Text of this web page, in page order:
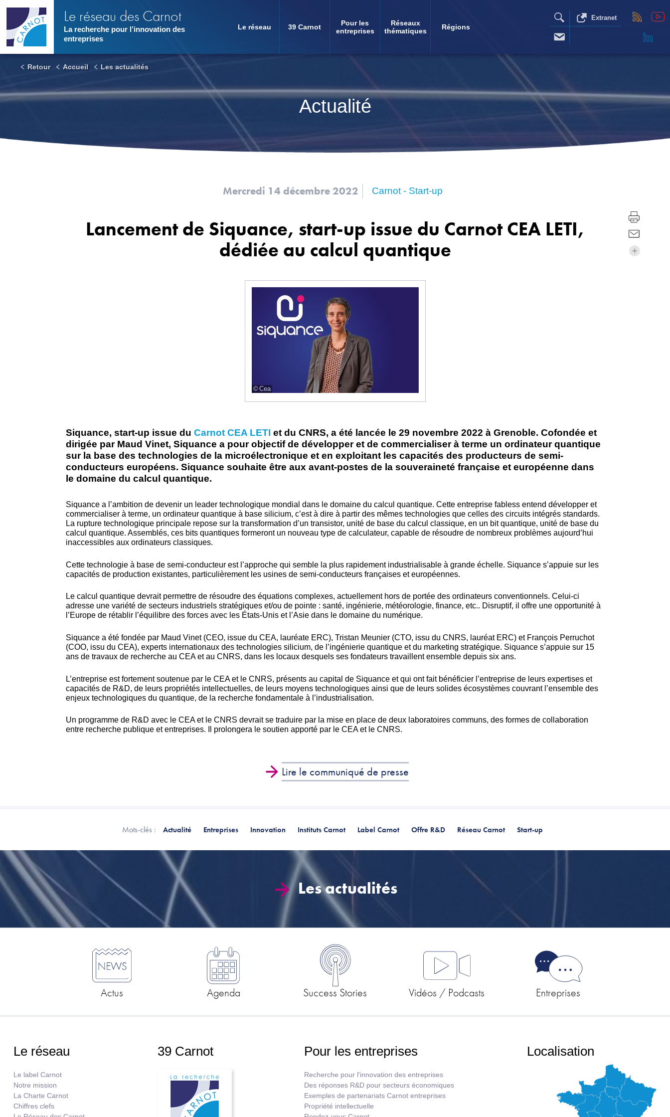
contenu
principal
Le réseau des Carnot
La recherche pour l’innovation des
entreprises
Navigation
principale
Le réseau 39 Carnot
Pour les
entreprises
Réseaux
thématiques
Régions
Extranet
Retour Accueil Les actualités
Actualité
Mercredi 14 décembre 2022 Carnot - Start-up
Lancement de Siquance, start-up issue du Carnot CEA LETI,
dédiée au calcul quantique
Cea
​Siquance, start-up issue du Carnot CEA LETI et du CNRS, a été lancée le 29 novembre 2022 à Grenoble. Cofondée et
dirigée par Maud Vinet, Siquance a pour objectif de développer et de commercialiser à terme un ordinateur quantique
sur la base des technologies de la microélectronique et en exploitant les capacités des producteurs de semi-
conducteurs européens. Siquance souhaite être aux avant-postes de la souveraineté française et européenne dans
le domaine du calcul quantique.
​Siquance a l’ambition de devenir un leader technologique mondial dans le domaine du calcul quantique. Cette entreprise fabless entend développer et
commercialiser à terme, un ordinateur quantique à base silicium, c’est à dire à partir des mêmes technologies que celles des circuits intégrés standards.
La rupture technologique principale repose sur la transformation d’un transistor, unité de base du calcul classique, en un bit quantique, unité de base du
calcul quantique. Assemblés, ces bits quantiques formeront un nouveau type de calculateur, capable de résoudre de nombreux problèmes aujourd’hui
inaccessibles aux ordinateurs classiques.
Cette technologie à base de semi-conducteur est l’approche qui semble la plus rapidement industrialisable à grande échelle. Siquance s’appuie sur les
capacités de production existantes, particulièrement les usines de semi-conducteurs françaises et européennes.
Le calcul quantique devrait permettre de résoudre des équations complexes, actuellement hors de portée des ordinateurs conventionnels. Celui-ci
adresse une variété de secteurs industriels stratégiques et/ou de pointe : santé, ingénierie, météorologie, finance, etc.. Disruptif, il offre une opportunité à
l’Europe de rétablir l’équilibre des forces avec les États-Unis et l’Asie dans le domaine du numérique.
Siquance a été fondée par Maud Vinet (CEO, issue du CEA, lauréate ERC), Tristan Meunier (CTO, issu du CNRS, lauréat ERC) et François Perruchot
(COO, issu du CEA), experts internationaux des technologies silicium, de l’ingénierie quantique et du marketing stratégique. Siquance s’appuie sur 15
ans de travaux de recherche au CEA et au CNRS, dans les locaux desquels ses fondateurs travaillent ensemble depuis six ans.
L’entreprise est fortement soutenue par le CEA et le CNRS, présents au capital de Siquance et qui ont fait bénéficier l’entreprise de leurs expertises et
capacités de R&D, de leurs propriétés intellectuelles, de leurs moyens technologiques ainsi que de leurs solides écosystèmes couvrant l’ensemble des
enjeux technologiques du quantique, de la recherche fondamentale à l’industrialisation.
Un programme de R&D avec le CEA et le CNRS devrait se traduire par la mise en place de deux laboratoires communs, des formes de collaboration
entre recherche publique et entreprises. Il prolongera le soutien apporté par le CEA et le CNRS.
Lire le communiqué de presse
Mots-clés : Actualité Entreprises Innovation Instituts Carnot Label Carnot Offre R&D Réseau Carnot Start-up
Les actualités
Actus Agenda Success Stories Vidéos / Podcasts Entreprises
Le réseau
Le label Carnot
Notre mission
La Charte Carnot
Chiffres clefs
39 Carnot Pour les entreprises
Recherche pour l'innovation des entreprises
Des réponses R&D pour secteurs économiques
Exemples de partenariats Carnot entreprises
Propriété intellectuelle
Localisation